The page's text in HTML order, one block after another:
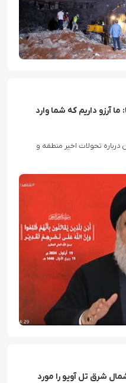
داریم که شما وارد
درباره تحولات اخیر منطقه و
شرق تل آویو را مورد